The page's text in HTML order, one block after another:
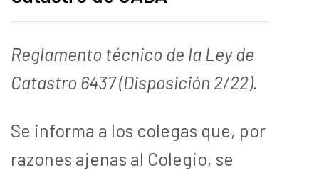
Reglamento técnico de la Ley de
Catastro 6437 (Disposición 2/22).
Se informa a los colegas que, por
razones ajenas al Colegio, se